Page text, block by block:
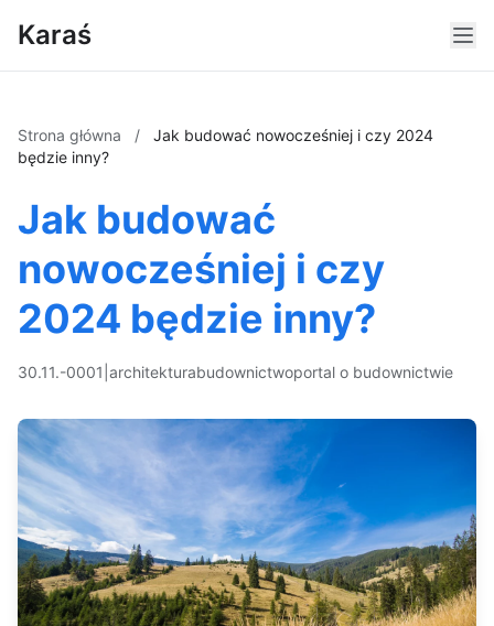
Karaś
Strona główna /
Jak budować nowocześniej i czy 2024
będzie inny?
Jak budować
nowocześniej i czy
2024 będzie inny?
30.11.-0001 architekturabudownictwoportal o budownictwie